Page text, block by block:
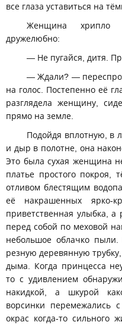
все глаза уставиться на
Женщина хрипло
дружелюбно:
— Не пугайся, дитя.
— Ждали? —
на голос. Постепенно её
разглядела женщину,
прямо на земле.
Подойдя вплотную, в
и дыр в полотне, она
Это была сухая женщина
платье простого покроя,
отливом блестящим
её накрашенных ярко-
приветственная улыбка,
перед собой по меховой
небольшое облачко
резную деревянную
дыма. Когда принцесса
то с удивлением
накидкой, а шкурой
ворсинки перемежались
окрас когда-то сильного